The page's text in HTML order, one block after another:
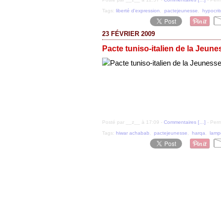
Tags: liberté d'expression pactejeunesse
23 FÉVRIER 2009
Pacte tuniso-italien de la
Posté par __z__ à 17:09 - Commentaires [ ] -
Tags: hiwar achabab pactejeunesse harqa